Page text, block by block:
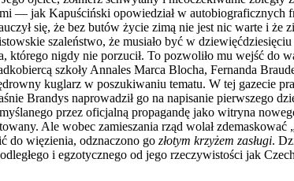
— jak Kapuściński opowiedział w autobiograficznych
się, że bez butów życie zimą nie jest nic warte i
szaleństwo, że musiało być w
którego nigdy nie porzucił. To pozwoliło mu wejść do
szkoły Annales Marca Blocha, Fernanda
kuglarz w poszukiwaniu tematu. W tej gazecie
Brandys naprowadził go na napisanie
przez oficjalną propagandę jako witryna
Ale wobec zamieszania rząd wolał
do więzienia, odznaczono go złotym krzyżem zasługi.
i egzotycznego od jego rzeczywistości jak